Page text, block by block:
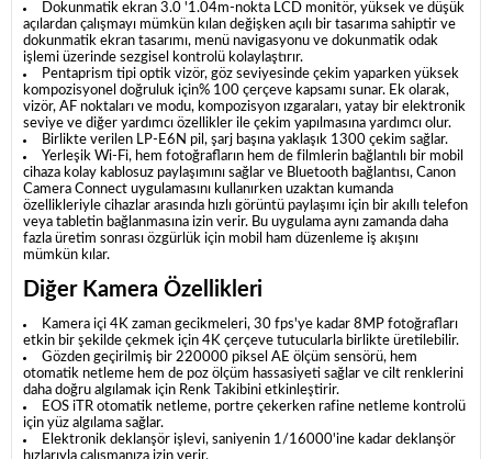
Dokunmatik ekran 3.0 '1.04m-nokta LCD monitör, yüksek ve düşük
açılardan çalışmayı mümkün kılan değişken açılı bir tasarıma sahiptir ve
dokunmatik ekran tasarımı, menü navigasyonu ve dokunmatik odak
işlemi üzerinde sezgisel kontrolü kolaylaştırır.
Pentaprism tipi optik vizör, göz seviyesinde çekim yaparken yüksek
kompozisyonel doğruluk için% 100 çerçeve kapsamı sunar. Ek olarak,
vizör, AF noktaları ve modu, kompozisyon ızgaraları, yatay bir elektronik
seviye ve diğer yardımcı özellikler ile çekim yapılmasına yardımcı olur.
Birlikte verilen LP-E6N pil, şarj başına yaklaşık 1300 çekim sağlar.
Yerleşik Wi-Fi, hem fotoğrafların hem de filmlerin bağlantılı bir mobil
cihaza kolay kablosuz paylaşımını sağlar ve Bluetooth bağlantısı, Canon
Camera Connect uygulamasını kullanırken uzaktan kumanda
özellikleriyle cihazlar arasında hızlı görüntü paylaşımı için bir akıllı telefon
veya tabletin bağlanmasına izin verir. Bu uygulama aynı zamanda daha
fazla üretim sonrası özgürlük için mobil ham düzenleme iş akışını
mümkün kılar.
Diğer Kamera Özellikleri
Kamera içi 4K zaman gecikmeleri, 30 fps'ye kadar 8MP fotoğrafları
etkin bir şekilde çekmek için 4K çerçeve tutucularla birlikte üretilebilir.
Gözden geçirilmiş bir 220000 piksel AE ölçüm sensörü, hem
otomatik netleme hem de poz ölçüm hassasiyeti sağlar ve cilt renklerini
daha doğru algılamak için Renk Takibini etkinleştirir.
EOS iTR otomatik netleme, portre çekerken rafine netleme kontrolü
için yüz algılama sağlar.
Elektronik deklanşör işlevi, saniyenin 1/16000'ine kadar deklanşör
hızlarıyla çalışmanıza izin verir.